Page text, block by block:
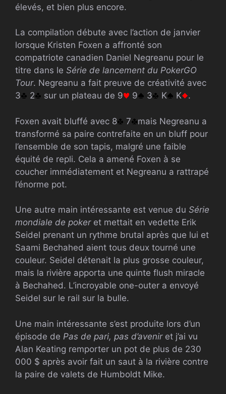
élevés, et bien plus encore.
La compilation débute avec l’action de janvier
lorsque Kristen Foxen a affronté son
compatriote canadien Daniel Negreanu pour le
titre dans le Série de lancement du PokerGO
Tour. Negreanu a fait preuve de créativité avec
3
2 sur un plateau de 9 9 3 K K .
Foxen avait bluffé avec 8 7
mais Negreanu a
transformé sa paire contrefaite en un bluff pour
l’ensemble de son tapis, malgré une faible
équité de repli. Cela a amené Foxen à se
coucher immédiatement et Negreanu a rattrapé
l’énorme pot.
Une autre main intéressante est venue du Série
mondiale de pokeret mettait en vedette Erik
Seidel prenant un rythme brutal après que lui et
Saami Bechahed aient tous deux tourné une
couleur. Seidel détenait la plus grosse couleur,
mais la rivière apporta une quinte flush miracle
à Bechahed. L’incroyable one-outer a envoyé
Seidel sur le rail sur la bulle.
Une main intéressante s’est produite lors d’un
épisode de Pas de pari, pas d’aveniret j’ai vu
Alan Keating remporter un pot de plus de 230
000 $ après avoir fait un saut à la rivière contre
la paire de valets de Humboldt Mike.